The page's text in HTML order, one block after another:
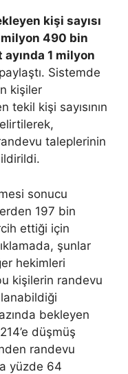
kişi sayısı
milyon 490 bin
ayında 1 milyon
Sistemde
kişiler
kişi sayısının
taleplerinin
sonucu
197 bin
ettiği için
şunlar
hekimleri
kişilerin randevu
bekleyen
düşmüş
randevu
yüzde 64